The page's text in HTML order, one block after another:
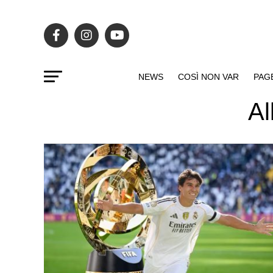
NEWS COSÌ NON VAR